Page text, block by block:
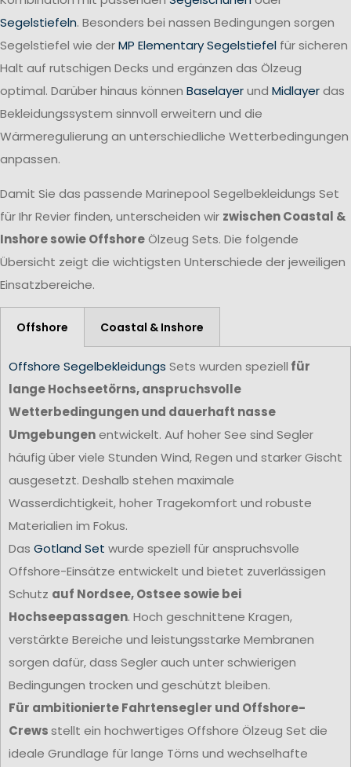
Segelstiefeln. Besonders bei nassen Bedingungen sorgen
Segelstiefel wie derMP Elementary Segelstiefel für sicheren
Halt auf rutschigen Decks und ergänzen das Ölzeug
optimal. Darüber hinaus können Baselayerund Midlayerdas
Bekleidungssystem sinnvoll erweitern und die
Wärmeregulierung an unterschiedliche Wetterbedingungen
anpassen.
Damit Sie das passende Marinepool Segelbekleidungs Set
für Ihr Revier finden, unterscheiden wir zwischen Coastal &
Inshore sowie OffshoreÖlzeug Sets. Die folgende
Übersicht zeigt die wichtigsten Unterschiede der jeweiligen
Einsatzbereiche.
Offshore Coastal & Inshore
Offshore Segelbekleidungs Sets wurden speziell für
lange Hochseetörns, anspruchsvolle
Wetterbedingungen und dauerhaft nasse
Umgebungenentwickelt. Auf hoher See sind Segler
häufig über viele Stunden Wind, Regen und starker Gischt
ausgesetzt. Deshalb stehen maximale
Wasserdichtigkeit, hoher Tragekomfort und robuste
Materialien im Fokus.
Das Gotland Set wurde speziell für anspruchsvolle
Offshore-Einsätze entwickelt und bietet zuverlässigen
Schutz auf Nordsee, Ostsee sowie bei
Hochseepassagen. Hoch geschnittene Kragen,
verstärkte Bereiche und leistungsstarke Membranen
sorgen dafür, dass Segler auch unter schwierigen
Bedingungen trocken und geschützt bleiben.
Für ambitionierte Fahrtensegler und Offshore-
Crewsstellt ein hochwertiges Offshore Ölzeug Set die
ideale Grundlage für lange Törns und wechselhafte